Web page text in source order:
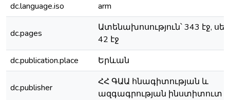
dc.language.iso
arm
dc.pages
Ատենախոսություն՝ 343 էջ,
42 էջ
dc.publication.place
Երևան
dc.publisher
ՀՀ ԳԱԱ հնագիտության և
ազգագրության ինստիտուտ